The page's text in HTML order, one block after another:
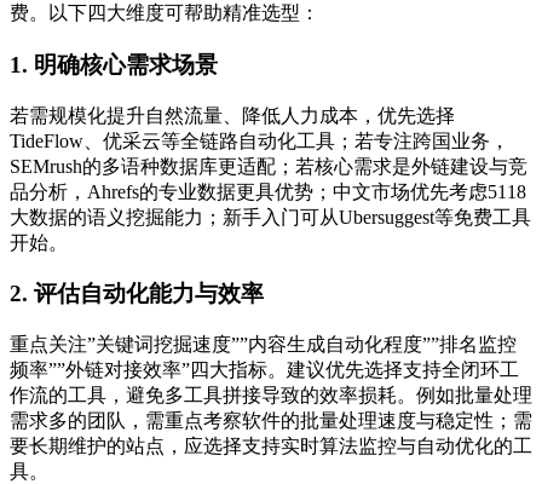
费。以下四大维度可帮助精准选型：
1. 明确核心需求场景
若需规模化提升自然流量、降低人力成本，优先选择
TideFlow、优采云等全链路自动化工具；若专注跨国业务，
SEMrush的多语种数据库更适配；若核心需求是外链建设与竞
品分析，Ahrefs的专业数据更具优势；中文市场优先考虑5118
大数据的语义挖掘能力；新手入门可从Ubersuggest等免费工具
开始。
2. 评估自动化能力与效率
重点关注”关键词挖掘速度””内容生成自动化程度””排名监控
频率””外链对接效率”四大指标。建议优先选择支持全闭环工
作流的工具，避免多工具拼接导致的效率损耗。例如批量处理
需求多的团队，需重点考察软件的批量处理速度与稳定性；需
要长期维护的站点，应选择支持实时算法监控与自动优化的工
具。